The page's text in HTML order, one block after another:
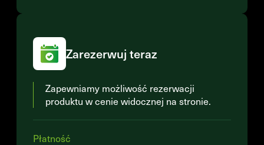
Zarezerwuj teraz
Zapewniamy możliwość rezerwacji
produktu w cenie widocznej na stronie.
Płatność